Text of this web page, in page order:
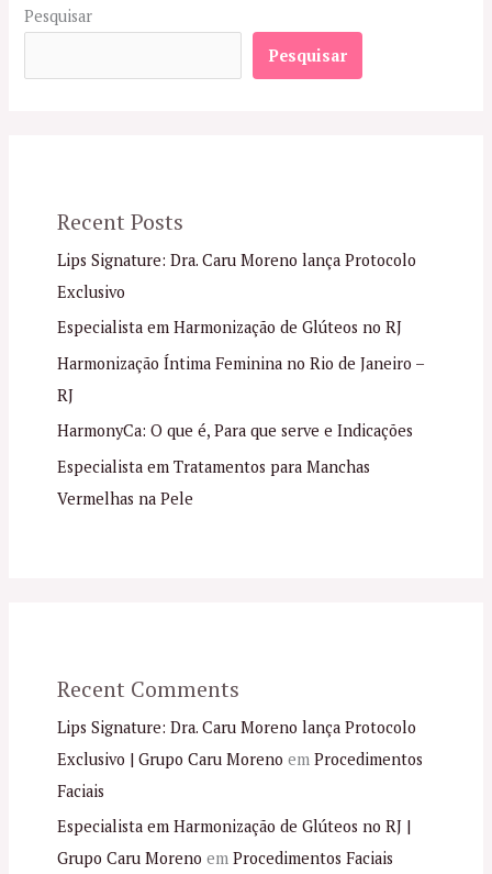
Pesquisar
Pesquisar
Recent Posts
Lips Signature: Dra. Caru Moreno lança Protocolo
Exclusivo
Especialista em Harmonização de Glúteos no RJ
Harmonização Íntima Feminina no Rio de Janeiro –
RJ
HarmonyCa: O que é, Para que serve e Indicações
Especialista em Tratamentos para Manchas
Vermelhas na Pele
Recent Comments
Lips Signature: Dra. Caru Moreno lança Protocolo
Exclusivo | Grupo Caru Moreno em Procedimentos
Faciais
Especialista em Harmonização de Glúteos no RJ |
Grupo Caru Moreno em Procedimentos Faciais